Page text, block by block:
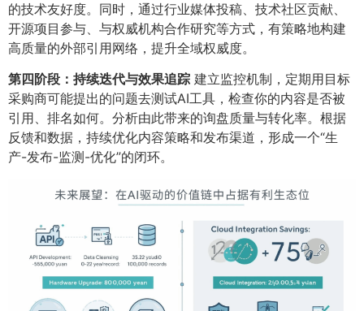
的技术友好度。同时，通过行业媒体投稿、技术社区贡献、
开源项目参与、与权威机构合作研究等方式，有策略地构建
高质量的外部引用网络，提升全域权威度。
第四阶段：持续迭代与效果追踪 建立监控机制，定期用目标
采购商可能提出的问题去测试AI工具，检查你的内容是否被
引用、排名如何。分析由此带来的询盘质量与转化率。根据
反馈和数据，持续优化内容策略和发布渠道，形成一个“生
产-发布-监测-优化”的闭环。